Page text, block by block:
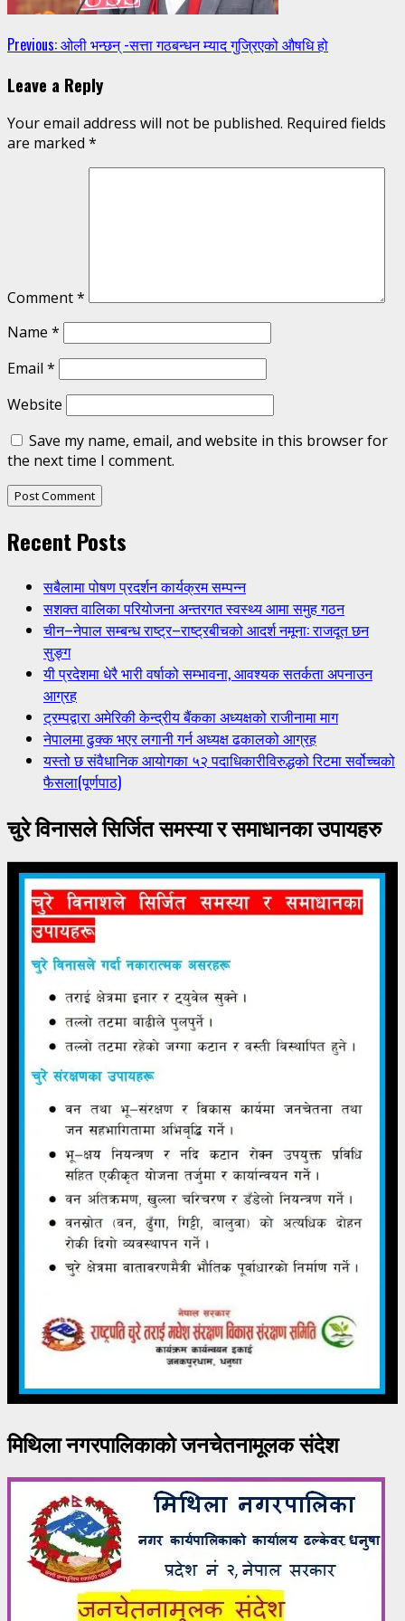
Continue
Reading
Previous:ओली भन्छन् -सत्ता गठबन्धन म्याद गुज्रिएको औषधि हो
Leave a Reply
Your email address will not be published. Required fields
are marked *
Comment*
Name *
Email *
Website
Save my name, email, and website in this browser for
the next time I comment.
Recent Posts
सबैलामा पोषण प्रदर्शन कार्यक्रम सम्पन्न
सशक्त वालिका परियोजना अन्तरगत स्वस्थ्य आमा समुह गठन
चीन–नेपाल सम्बन्ध राष्ट्र–राष्ट्रबीचको आदर्श नमूना: राजदूत छन
सुङ्ग
यी प्रदेशमा धेरै भारी वर्षाको सम्भावना, आवश्यक सतर्कता अपनाउन
आग्रह
ट्रम्पद्वारा अमेरिकी केन्द्रीय बैंकका अध्यक्षको राजीनामा माग
नेपालमा ढुक्क भएर लगानी गर्न अध्यक्ष ढकालको आग्रह
यस्तो छ संवैधानिक आयोगका ५२ पदाधिकारीविरुद्धको रिटमा सर्वोच्चको
फैसला(पूर्णपाठ)
चुरे विनासले सिर्जित समस्या र समाधानका उपायहरु
मिथिला नगरपालिकाको जनचेतनामूलक संदेश